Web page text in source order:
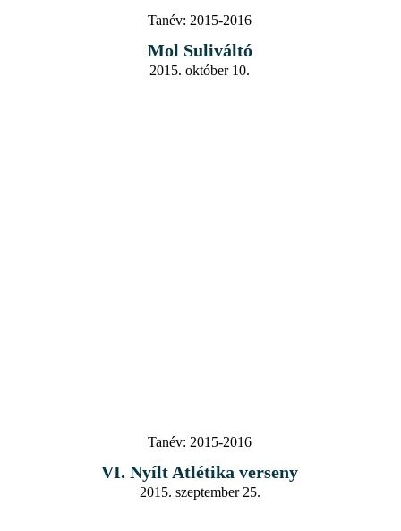
Tanév: 2015-2016
Mol Suliváltó
2015. október 10.
Tanév: 2015-2016
VI. Nyílt Atlétika verseny
2015. szeptember 25.